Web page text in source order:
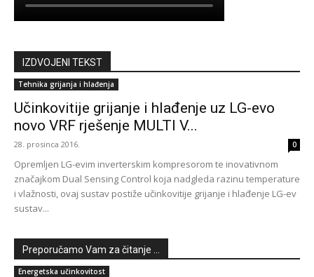
IZDVOJENI TEKST
Tehnika grijanja i hlađenja
Učinkovitije grijanje i hlađenje uz LG-evo
novo VRF rješenje MULTI V...
28. prosinca 2016. 0
Opremljen LG-evim inverterskim kompresorom te inovativnom
značajkom Dual Sensing Control koja nadgleda razinu temperature
i vlažnosti, ovaj sustav postiže učinkovitije grijanje i hlađenje LG-ev
sustav...
Preporučamo Vam za čitanje ...
Energetska učinkovitost